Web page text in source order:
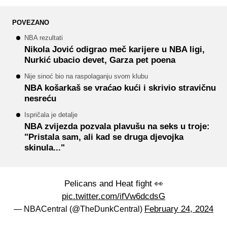
POVEZANO
NBA rezultati
Nikola Jović odigrao meč karijere u NBA ligi,
Nurkić ubacio devet, Garza pet poena
Nije sinoć bio na raspolaganju svom klubu
NBA košarkaš se vraćao kući i skrivio stravičnu
nesreću
Ispričala je detalje
NBA zvijezda pozvala plavušu na seks u troje:
"Pristala sam, ali kad se druga djevojka
skinula..."
Pelicans and Heat fight 👀
pic.twitter.com/ifVw6dcdsG
— NBACentral (@TheDunkCentral) February 24, 2024